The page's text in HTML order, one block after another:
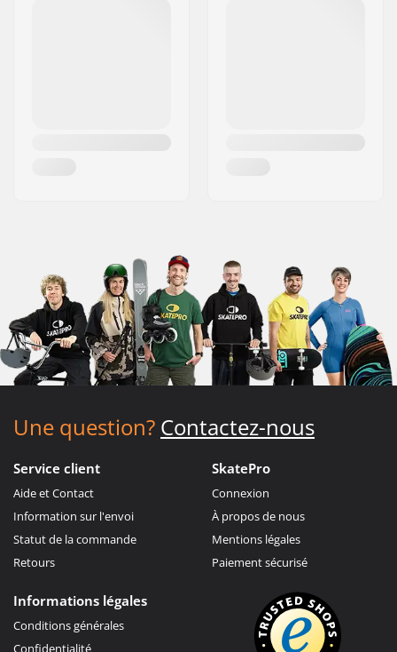
Une question? Contactez-nous
Service client
Aide et Contact
Information sur l'envoi
Statut de la commande
Retours
SkatePro
Connexion
À propos de nous
Mentions légales
Paiement sécurisé
Informations légales
Conditions générales
Confidentialité